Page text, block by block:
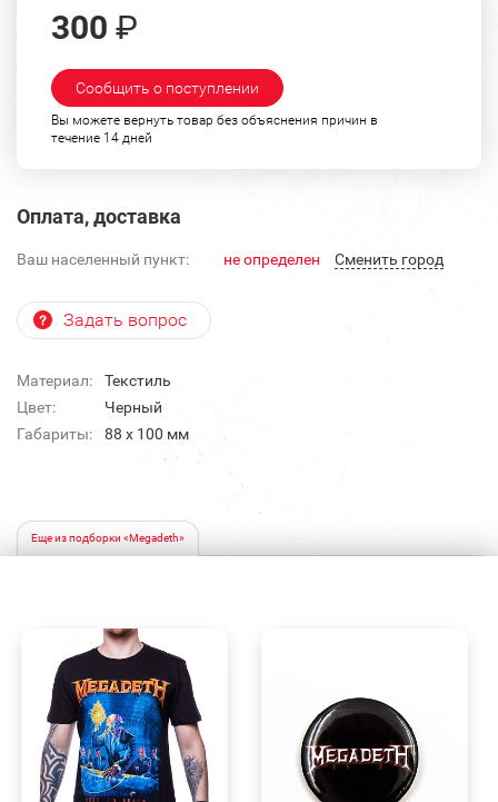
300 ₽
Сообщить о поступлении
Вы можете вернуть товар без объяснения причин в
течение 14 дней
Оплата, доставка
Ваш населенный пункт: не определен Cменить город
Задать вопрос
Материал:
Текстиль
Цвет:
Черный
Габариты:
88 х 100 мм
Еще из подборки «Megadeth»